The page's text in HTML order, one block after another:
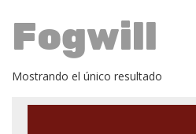
Fogwill
Mostrando el único resultado